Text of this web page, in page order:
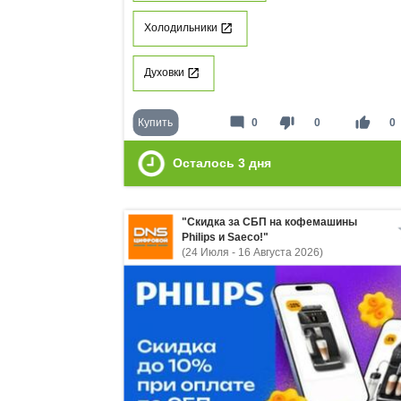
Холодильники
Духовки
Купить thumb_down 0 thumb_up 0
mode_comment 0
Осталось 3 дня
"Скидка за СБП на кофемашины
Philips и Saeco!"
(24 Июля - 16 Августа 2026)